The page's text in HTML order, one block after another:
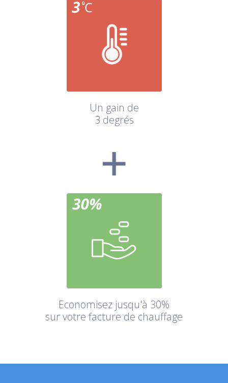
Un gain de
3 degrés
Economisez jusqu'à 30%
sur votre facture de chauffage